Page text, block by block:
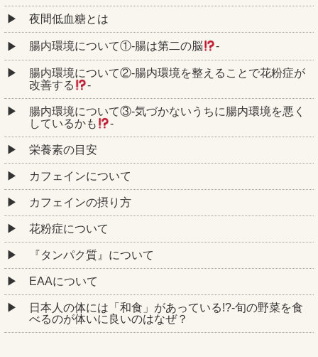
夜間低血糖とは
腸内環境について①‐腸は第二の脳 ‐
腸内環境について②‐腸内環境を整えることで花粉症が
改善する
‐
腸内環境について③‐気づかないうちに腸内環境を悪く
しているかも
‐
栄養素の目安
カフェインについて
カフェインの摂り方
花粉症について
『タンパク質』について
EAAについて
日本人の体には「和食」があっている!?-旬の野菜を食
べるのが体いに良いのはなぜ？